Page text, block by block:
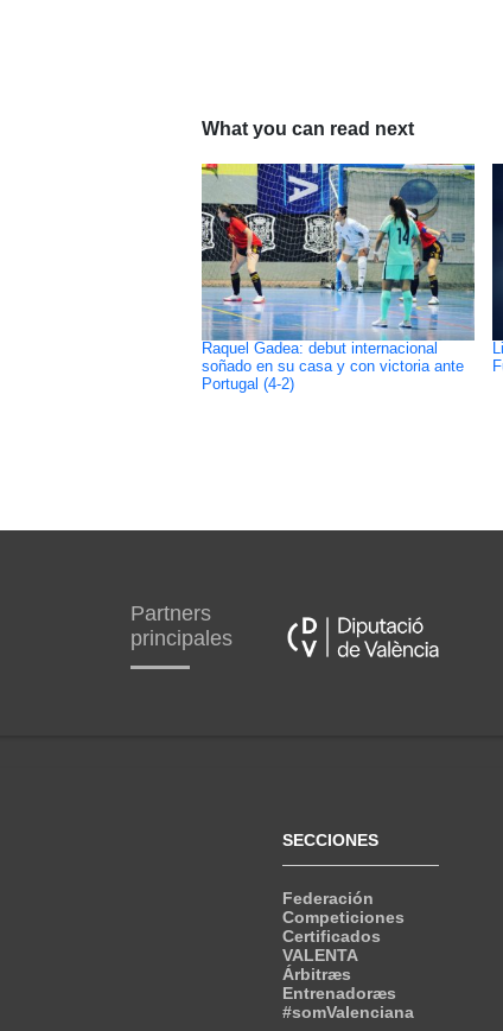
What you can read next
Raquel Gadea: debut internacional
soñado en su casa y con victoria ante
Portugal (4-2)
Partners
principales
SECCIONES
Federación
Competiciones
Certificados
VALENTA
Árbitræs
Entrenadoræs
#somValenciana